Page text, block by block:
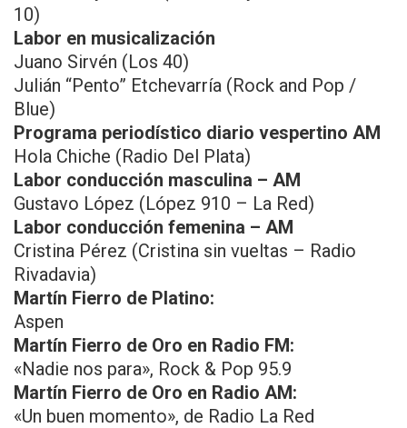
10)
Labor en musicalización
Juano Sirvén (Los 40)
Julián “Pento” Etchevarría (Rock and Pop /
Blue)
Programa periodístico diario vespertino AM
Hola Chiche (Radio Del Plata)
Labor conducción masculina – AM
Gustavo López (López 910 – La Red)
Labor conducción femenina – AM
Cristina Pérez (Cristina sin vueltas – Radio
Rivadavia)
Martín Fierro de Platino:
Aspen
Martín Fierro de Oro en Radio FM:
«Nadie nos para», Rock & Pop 95.9
Martín Fierro de Oro en Radio AM:
«Un buen momento», de Radio La Red